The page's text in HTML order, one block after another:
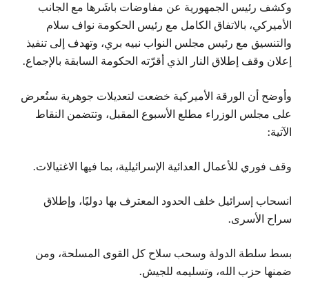
وكشف رئيس الجمهورية عن مفاوضات باشَرها مع الجانب
الأميركي، بالاتفاق الكامل مع رئيس الحكومة نواف سلام
والتنسيق مع رئيس مجلس النواب نبيه بري، وتهدف إلى تنفيذ
إعلان وقف إطلاق النار الذي أقرّته الحكومة السابقة بالإجماع.
وأوضح أن الورقة الأميركية خضعت لتعديلات جوهرية ستُعرض
على مجلس الوزراء مطلع الأسبوع المقبل، وتتضمن النقاط
الآتية:
وقف فوري للأعمال العدائية الإسرائيلية، بما فيها الاغتيالات.
انسحاب إسرائيل خلف الحدود المعترف بها دوليًا، وإطلاق
سراح الأسرى.
بسط سلطة الدولة وسحب سلاح كل القوى المسلحة، ومن
ضمنها حزب الله، وتسليمه للجيش.